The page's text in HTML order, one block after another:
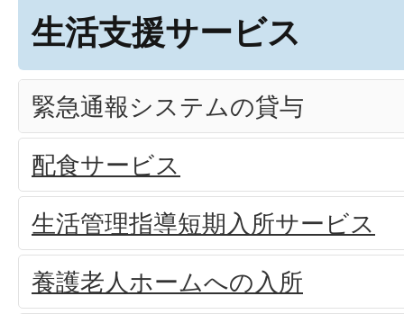
生活支援サービス
緊急通報システムの貸与
配食サービス
生活管理指導短期入所サービス
養護老人ホームへの入所